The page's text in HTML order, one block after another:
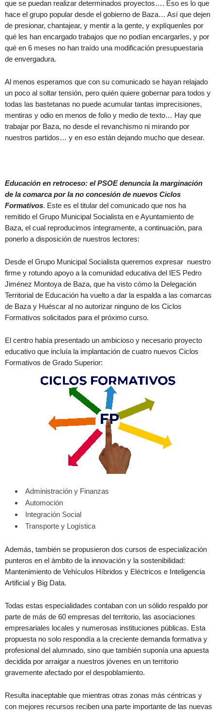
que se puedan realizar determinados proyectos…. Eso es lo que
hace el grupo popular desde el gobierno de Baza… Así que dejen
de presionar, chantajear, y mentir a la gente, y explíquenles por
qué les han encargado trabajos que no podían encargarles, y por
qué en 6 meses no han traído una modificación presupuestaria
de envergadura.
Al menos esperamos que con su comunicado se hayan relajado
un poco al soltar tensión, pero quién quiere gobernar para todos y
todas las bastetanas no puede acumular tantas imprecisiones,
mentiras y odio en menos de folio y medio de texto… Hay que
trabajar por Baza, no desde el revanchismo ni mirando por
nuestros partidos… y en eso están dejando mucho que desear.
Educación en retroceso: el PSOE denuncia la marginación
de la comarca por la no concesión de nuevos Ciclos
Formativos. Este es el titular del comunicado que nos ha
remitido el Grupo Municipal Socialista en e Ayuntamiento de
Baza, el cual reproducimos íntegramente, a continuación, para
ponerlo a disposición de nuestros lectores:
Desde el Grupo Municipal Socialista queremos expresar nuestro
firme y rotundo apoyo a la comunidad educativa del IES Pedro
Jiménez Montoya de Baza, que ha visto cómo la Delegación
Territorial de Educación ha vuelto a dar la espalda a las comarcas
de Baza y Huéscar al no autorizar ninguno de los Ciclos
Formativos solicitados para el próximo curso.
El centro había presentado un ambicioso y necesario proyecto
educativo que incluía la implantación de cuatro nuevos Ciclos
Formativos de Grado Superior:
Administración y Finanzas
Automoción
Integración Social
Transporte y Logística
Además, también se propusieron dos cursos de especialización
punteros en el ámbito de la innovación y la sostenibilidad:
Mantenimiento de Vehículos Híbridos y Eléctricos e Inteligencia
Artificial y Big Data.
Todas estas especialidades contaban con un sólido respaldo por
parte de más de 60 empresas del territorio, las asociaciones
empresariales locales y numerosas instituciones públicas. Esta
propuesta no solo respondía a la creciente demanda formativa y
profesional del alumnado, sino que también suponía una apuesta
decidida por arraigar a nuestros jóvenes en un territorio
gravemente afectado por el despoblamiento.
Resulta inaceptable que mientras otras zonas más céntricas y
con mejores recursos reciben una parte importante de las nuevas